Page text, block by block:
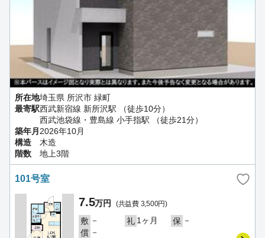
所在地埼玉県 所沢市 緑町
最寄駅西武新宿線 新所沢駅 （徒歩10分）
西武池袋線・豊島線 小手指駅 （徒歩21分）
築年月 2026年10月
構造
木造
階数
地上3階
101号室
7.5万円 (共益費 3,500円)
敷 － 礼 1ヶ月 保 －
償 －